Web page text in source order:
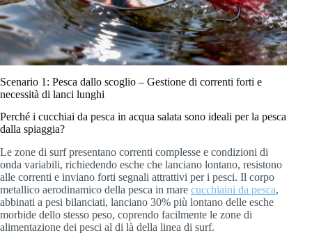
Scenario 1: Pesca dallo scoglio – Gestione di correnti forti e
necessità di lanci lunghi
Perché i cucchiai da pesca in acqua salata sono ideali per la pesca
dalla spiaggia?
Le zone di surf presentano correnti complesse e condizioni di
onda variabili, richiedendo esche che lanciano lontano, resistono
alle correnti e inviano forti segnali attrattivi per i pesci. Il corpo
metallico aerodinamico della pesca in mare cucchiaini da pesca,
abbinati a pesi bilanciati, lanciano 30% più lontano delle esche
morbide dello stesso peso, coprendo facilmente le zone di
alimentazione dei pesci al di là della linea di surf.